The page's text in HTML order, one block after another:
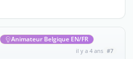
Animateur Belgique EN/FR
il y a 4 ans #7